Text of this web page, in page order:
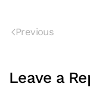
Previous
Leave a